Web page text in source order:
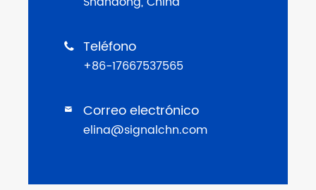
 Teléfono
+86-17667537565
 Correo electrónico
elina@signalchn.com